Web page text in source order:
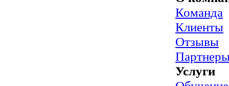
Команда
Клиенты
Отзывы
Услуги